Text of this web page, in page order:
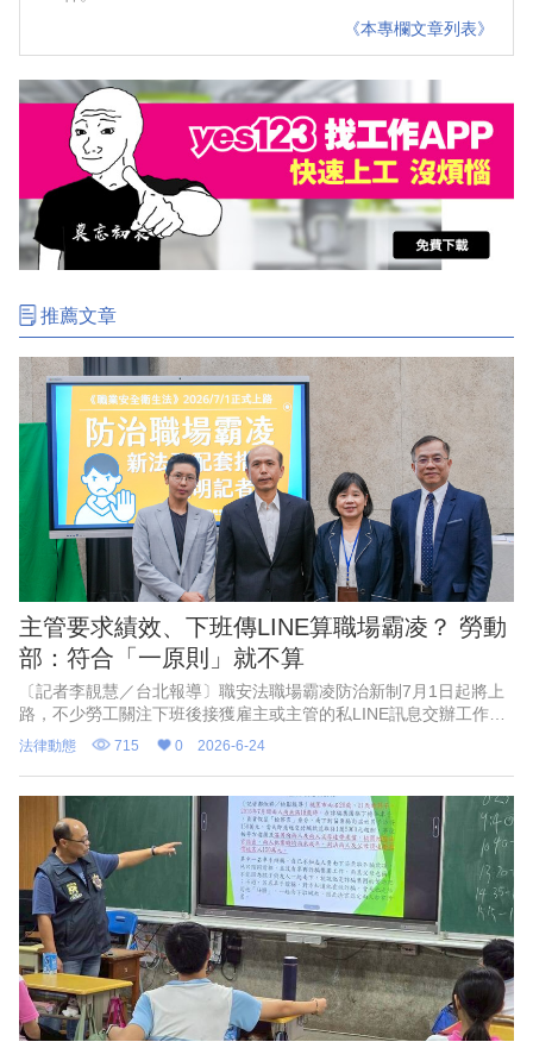
《本專欄文章列表》
推薦文章
主管要求績效、下班傳LINE算職場霸凌？ 勞動
部：符合「一原則」就不算
〔記者李靚慧／台北報導〕職安法職場霸凌防治新制7月1日起將上
路，不少勞工關注下班後接獲雇主或主管的私LINE訊息交辦工作，
是不是可提出霸凌申訴？勞動部更接獲不少主管詢問，擔憂未來只
要「說話大聲一點」、
法律動態 715 0 2026-6-24